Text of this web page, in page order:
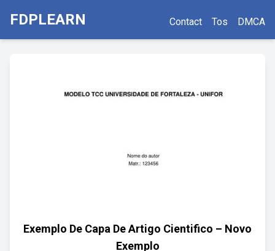
FDPLEARN Contact Tos DMCA
Exemplo De Capa De Artigo Cientifico – Novo
Exemplo